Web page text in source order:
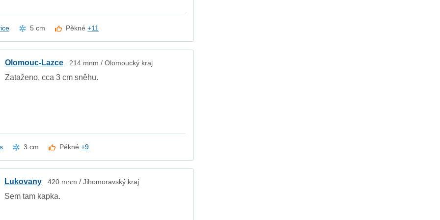
5 cm Pěkné+11
Olomouc-Lazce 214 mnm / Olomoucký kraj
Zataženo, cca 3 cm sněhu.
3 cm Pěkné+9
Lukovany 420 mnm / Jihomoravský kraj
Sem tam kapka.